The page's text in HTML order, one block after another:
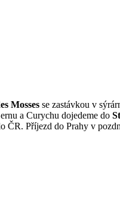
Mosses se zastávkou v
a Curychu dojedeme do
ČR. Příjezd do Prahy v